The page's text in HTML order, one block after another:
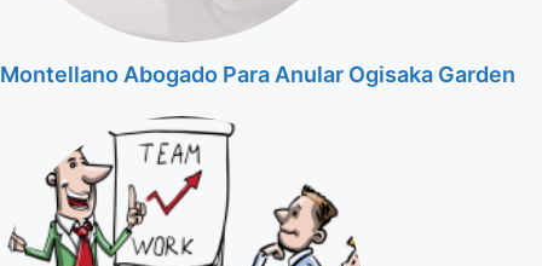
Montellano Abogado Para Anular Ogisaka Garden